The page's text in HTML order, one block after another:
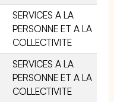
SERVICES A LA
PERSONNE ET A LA
COLLECTIVITE
SERVICES A LA
PERSONNE ET A LA
COLLECTIVITE